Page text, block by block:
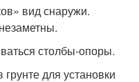
вид снаружи.
столбы-опоры.
для установки